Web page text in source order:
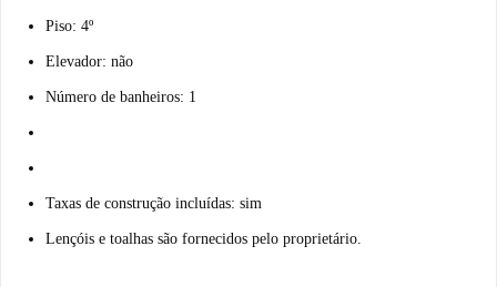
Piso: 4º
Elevador: não
Número de banheiros: 1
Taxas de construção incluídas: sim
Lençóis e toalhas são fornecidos pelo proprietário.